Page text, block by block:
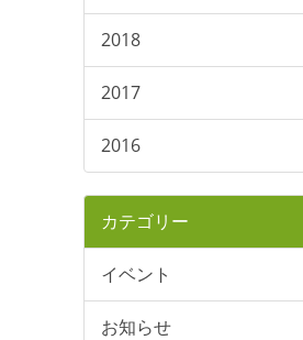
2018
2017
2016
カテゴリー
イベント
お知らせ